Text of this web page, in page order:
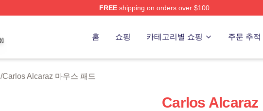
FREEshipping on orders over $100
홈 쇼핑 카테고리별 쇼핑 주문 추적
/Carlos Alcaraz 마우스 패드
Carlos Alcaraz